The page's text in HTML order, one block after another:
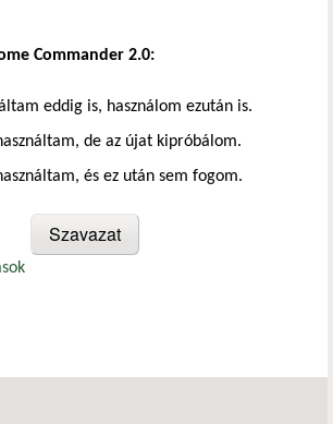
Commander 2.0:
eddig is, használom ezután is.
de az újat kipróbálom.
és ez után sem fogom.